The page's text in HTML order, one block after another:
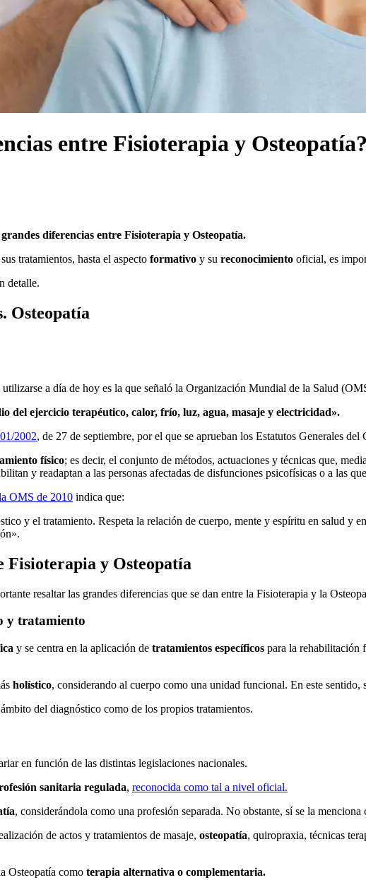
entre Fisioterapia y Osteopatía?
grandes diferencias entre Fisioterapia y Osteopatía.
tratamientos, hasta el aspecto formativo y su reconocimiento oficial, es
detalle.
Osteopatía
a día de hoy es la que señaló la Organización Mundial de la Salud
del ejercicio terapéutico, calor, frío, luz, agua, masaje y electricidad».
2002, de 27 de septiembre, por el que se aprueban los Estatutos Generales
físico; es decir, el conjunto de métodos, actuaciones y técnicas que,
y readaptan a las personas afectadas de disfunciones psicofísicas o a las
OMS de 2010 indica que:
y el tratamiento. Respeta la relación de cuerpo, mente y espíritu en salud
Fisioterapia y Osteopatía
resaltar las grandes diferencias que se dan entre la Fisioterapia y la
y tratamiento
y se centra en la aplicación de tratamientos específicos para la rehabilitación
holístico, considerando al cuerpo como una unidad funcional. En este
del diagnóstico como de los propios tratamientos.
en función de las distintas legislaciones nacionales.
sanitaria regulada, reconocida como tal a nivel oficial.
, considerándola como una profesión separada. No obstante, sí se la
de actos y tratamientos de masaje, osteopatía, quiropraxia, técnicas
Osteopatía como terapia alternativa o complementaria.